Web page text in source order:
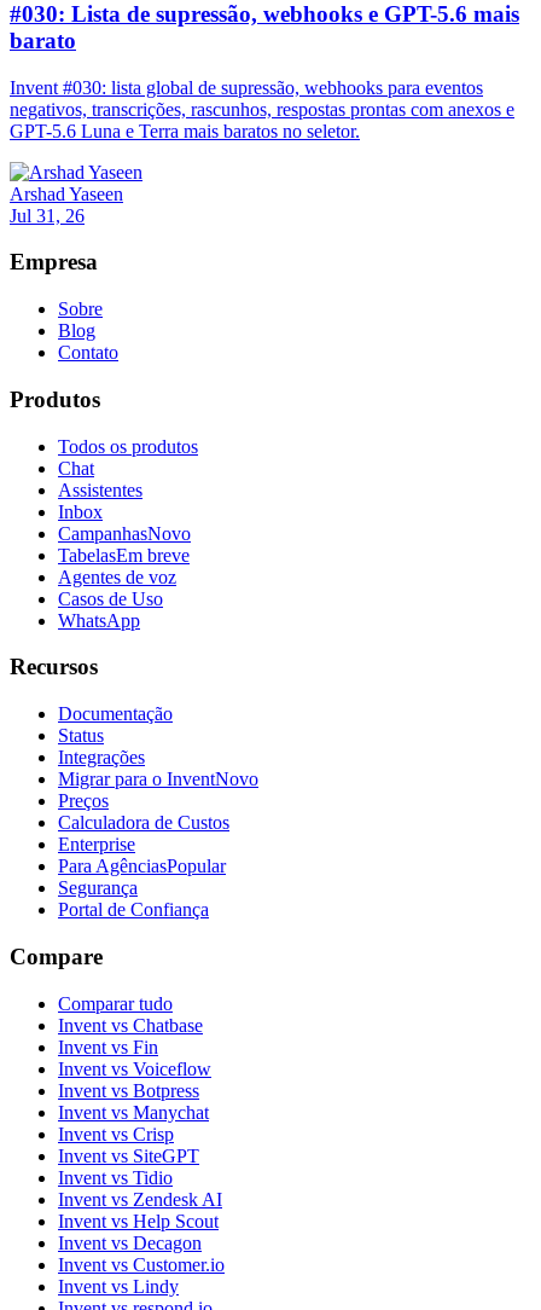
#030: Lista de supressão, webhooks e GPT-5.6 mais
barato
Invent #030: lista global de supressão, webhooks para eventos
negativos, transcrições, rascunhos, respostas prontas com anexos e
GPT-5.6 Luna e Terra mais baratos no seletor.
Arshad Yaseen
Jul 31, 26
Empresa
Sobre
Blog
Contato
Produtos
Todos os produtos
Chat
Assistentes
Inbox
CampanhasNovo
TabelasEm breve
Agentes de voz
Casos de Uso
WhatsApp
Recursos
Documentação
Status
Integrações
Migrar para o InventNovo
Preços
Calculadora de Custos
Enterprise
Para AgênciasPopular
Segurança
Portal de Confiança
Compare
Comparar tudo
Invent vs Chatbase
Invent vs Fin
Invent vs Voiceflow
Invent vs Botpress
Invent vs Manychat
Invent vs Crisp
Invent vs SiteGPT
Invent vs Tidio
Invent vs Zendesk AI
Invent vs Help Scout
Invent vs Decagon
Invent vs Customer.io
Invent vs Lindy